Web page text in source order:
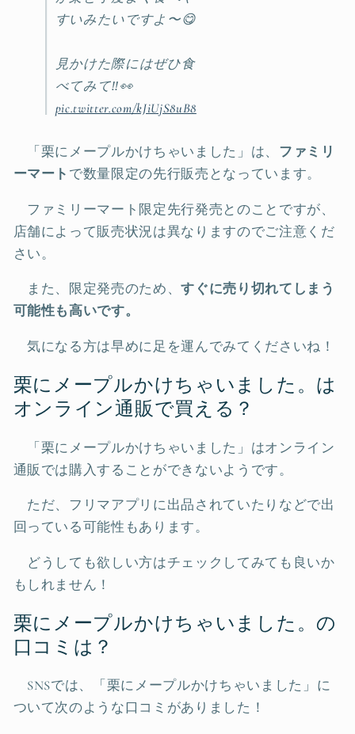
すいみたいですよ〜😋
見かけた際にはぜひ食
べてみて‼️👀
pic.twitter.com/kJiUjS8uB8
「栗にメープルかけちゃいました」は、 ファミリ
ーマート で数量限定の先行販売となっています。
ファミリーマート限定先行発売とのことですが、
店舗によって販売状況は異なりますのでご注意くだ
さい。
また、限定発売のため、すぐに売り切れてしまう
可能性も高いです。
気になる方は早めに足を運んでみてくださいね！
栗にメープルかけちゃいました。は
オンライン通販で買える？
「栗にメープルかけちゃいました」はオンライン
通販では購入することができないようです。
ただ、フリマアプリに出品されていたりなどで出
回っている可能性もあります。
どうしても欲しい方はチェックしてみても良いか
もしれません！
栗にメープルかけちゃいました。の
口コミは？
SNSでは、「栗にメープルかけちゃいました」に
ついて次のような口コミがありました！